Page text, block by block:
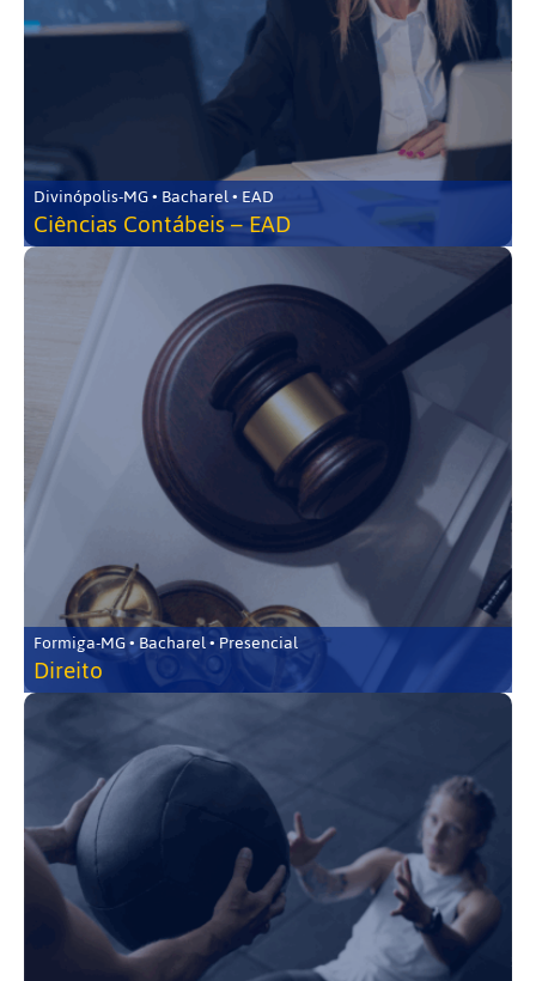
Divinópolis-MG • Bacharel • EAD
Ciências Contábeis – EAD
Formiga-MG • Bacharel • Presencial
Direito